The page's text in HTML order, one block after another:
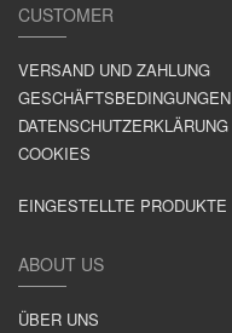
CUSTOMER
VERSAND UND ZAHLUNG
GESCHÄFTSBEDINGUNGEN
DATENSCHUTZERKLÄRUNG
COOKIES
EINGESTELLTE PRODUKTE
ABOUT US
ÜBER UNS